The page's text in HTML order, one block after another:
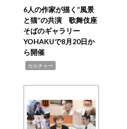
6人の作家が描く“風景
と猫”の共演 歌舞伎座
そばのギャラリー
YOHAKUで8月20日か
ら開催
カルチャー